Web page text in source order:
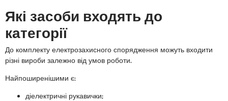
Які засоби входять до
категорії
До комплекту електрозахисного спорядження можуть входити
різні вироби залежно від умов роботи.
Найпоширенішими є:
діелектричні рукавички;